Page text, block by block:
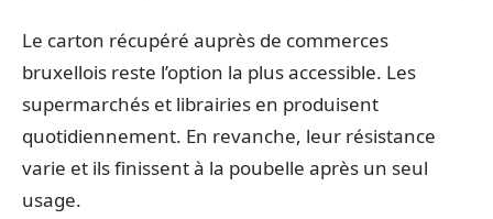
Le carton récupéré auprès de commerces
bruxellois reste l’option la plus accessible. Les
supermarchés et librairies en produisent
quotidiennement. En revanche, leur résistance
varie et ils finissent à la poubelle après un seul
usage.